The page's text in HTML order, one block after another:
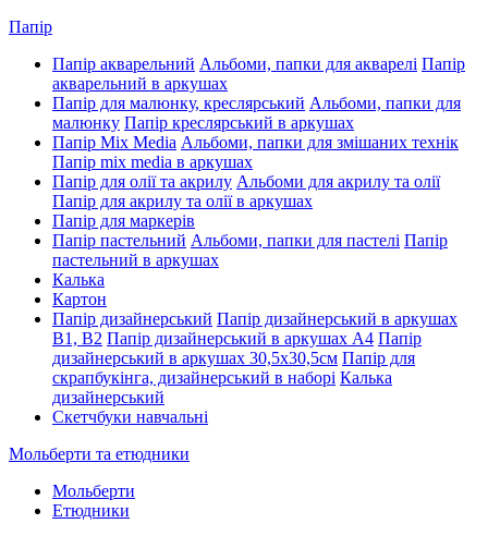
Папір
Папір акварельний Альбоми, папки для акварелі Папір
акварельний в аркушах
Папір для малюнку, креслярський Альбоми, папки для
малюнку Папір креслярський в аркушах
Папір Mix Media Альбоми, папки для змішаних технік
Папір mix media в аркушах
Папір для олії та акрилу Альбоми для акрилу та олії
Папір для акрилу та олії в аркушах
Папір для маркерів
Папір пастельний Альбоми, папки для пастелі Папір
пастельний в аркушах
Калька
Картон
Папір дизайнерський Папір дизайнерський в аркушах
В1, В2 Папір дизайнерський в аркушах А4 Папір
дизайнерський в аркушах 30,5х30,5см Папір для
скрапбукінга, дизайнерський в наборі Калька
дизайнерський
Скетчбуки навчальні
Мольберти та етюдники
Мольберти
Етюдники